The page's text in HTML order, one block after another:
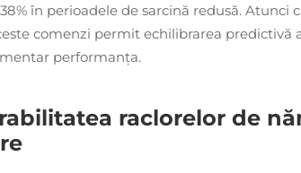
în perioadele de sarcină redusă. Atunci
comenzi permit echilibrarea predictivă
performanța.
raclorelor de